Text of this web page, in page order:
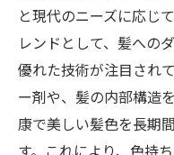
と現代のニーズに応じ
レンドとして、髪への
優れた技術が注目され
ー剤や、髪の内部構造
康で美しい髪色を長期
す。これにより、色持